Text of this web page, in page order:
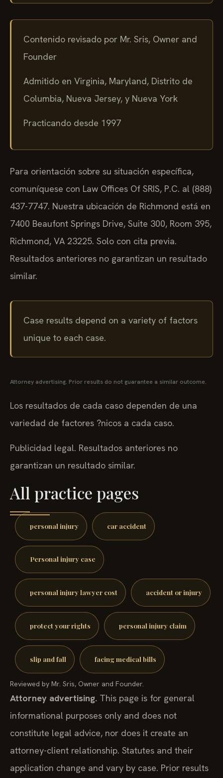
Contenido revisado por Mr. Sris, Owner and
Founder
Admitido en Virginia, Maryland, Distrito de
Columbia, Nueva Jersey, y Nueva York
Practicando desde 1997
Para orientación sobre su situación específica,
comuníquese con Law Offices Of SRIS, P.C. al (888)
437-7747. Nuestra ubicación de Richmond está en
7400 Beaufont Springs Drive, Suite 300, Room 395,
Richmond, VA 23225. Solo con cita previa.
Resultados anteriores no garantizan un resultado
similar.
Case results depend on a variety of factors
unique to each case.
Attorney advertising. Prior results do not guarantee a similar outcome.
Los resultados de cada caso dependen de una
variedad de factores ?nicos a cada caso.
Publicidad legal. Resultados anteriores no
garantizan un resultado similar.
All practice pages
personal injury car accident
Personal injury case
personal injury lawyer cost accident or injury
protect your rights personal injury claim
slip and fall facing medical bills
Reviewed by Mr. Sris, Owner and Founder.
Attorney advertising. This page is for general
informational purposes only and does not
constitute legal advice, nor does it create an
attorney-client relationship. Statutes and their
application change and vary by case. Prior results